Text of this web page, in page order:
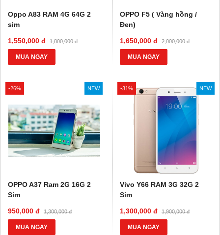
Oppo A83 RAM 4G 64G 2
sim
1,550,000 đ 1,800,000 đ
MUA NGAY
OPPO F5 ( Vàng hồng /
Đen)
1,650,000 đ 2,000,000 đ
MUA NGAY
-26% NEW
OPPO A37 Ram 2G 16G 2
Sim
950,000 đ 1,300,000 đ
MUA NGAY
-31% NEW
Vivo Y66 RAM 3G 32G 2
Sim
1,300,000 đ 1,900,000 đ
MUA NGAY